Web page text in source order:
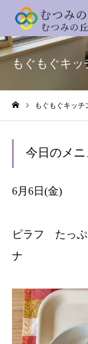
もぐもぐキッ
もぐもぐキッチ
今日のメニ
6月6日(金)
ピラフ たっ
ナ